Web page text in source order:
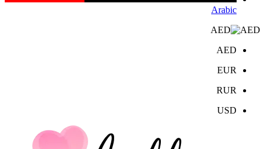
Arabic
AED
AED
EUR
RUR
USD